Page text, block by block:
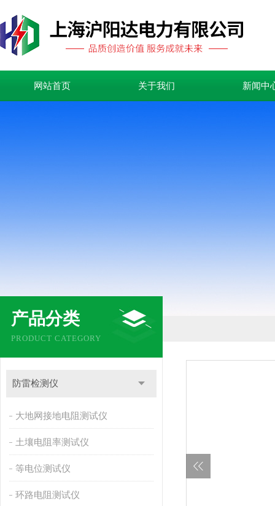
网站首页 关于我们 新闻中
产品分类
PRODUCT CATEGORY
防雷检测仪
大地网接地电阻测试仪
土壤电阻率测试仪
等电位测试仪
环路电阻测试仪